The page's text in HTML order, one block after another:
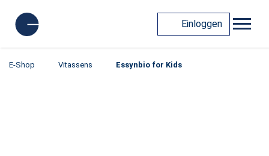
Einloggen
E-Shop Vitassens Essynbio for Kids